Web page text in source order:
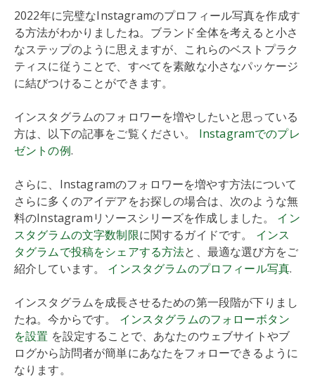
2022年に完璧なInstagramのプロフィール写真を作成す
る方法がわかりましたね。ブランド全体を考えると小さ
なステップのように思えますが、これらのベストプラク
ティスに従うことで、すべてを素敵な小さなパッケージ
に結びつけることができます。
インスタグラムのフォロワーを増やしたいと思っている
方は、以下の記事をご覧ください。 Instagramでのプレ
ゼントの例.
さらに、Instagramのフォロワーを増やす方法について
さらに多くのアイデアをお探しの場合は、次のような無
料のInstagramリソースシリーズを作成しました。 イン
スタグラムの文字数制限に関するガイドです。 インス
タグラムで投稿をシェアする方法と、最適な選び方をご
紹介しています。 インスタグラムのプロフィール写真.
インスタグラムを成長させるための第一段階が下りまし
たね。今からです。 インスタグラムのフォローボタン
を設置 を設定することで、あなたのウェブサイトやブ
ログから訪問者が簡単にあなたをフォローできるように
なります。